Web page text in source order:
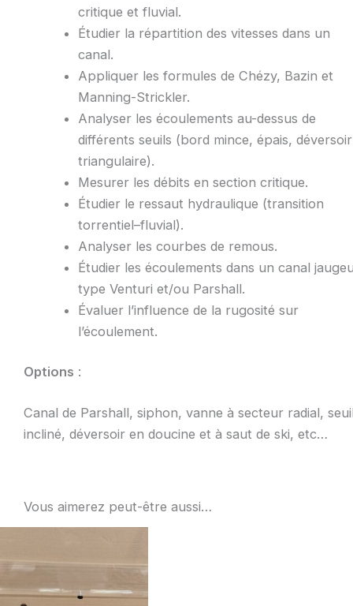
critique et fluvial.
Étudier la répartition des vitesses dans un
canal.
Appliquer les formules de Chézy, Bazin et
Manning-Strickler.
Analyser les écoulements au-dessus de
différents seuils (bord mince, épais, déversoir
triangulaire).
Mesurer les débits en section critique.
Étudier le ressaut hydraulique (transition
torrentiel–fluvial).
Analyser les courbes de remous.
Étudier les écoulements dans un canal
type Venturi et/ou Parshall.
Évaluer l’influence de la rugosité sur
l’écoulement.
Options :
Canal de Parshall, siphon, vanne à secteur radial,
incliné, déversoir en doucine et à saut de ski, etc…
Vous aimerez peut-être aussi…